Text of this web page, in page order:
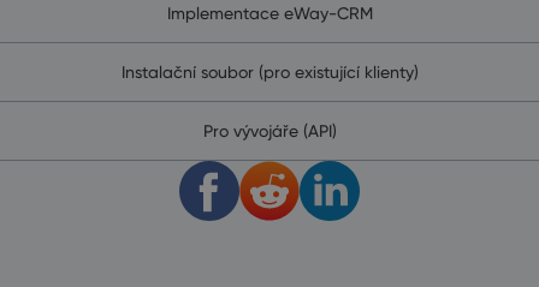
Implementace eWay-CRM
Instalační soubor (pro existující klienty)
Pro vývojáře (API)